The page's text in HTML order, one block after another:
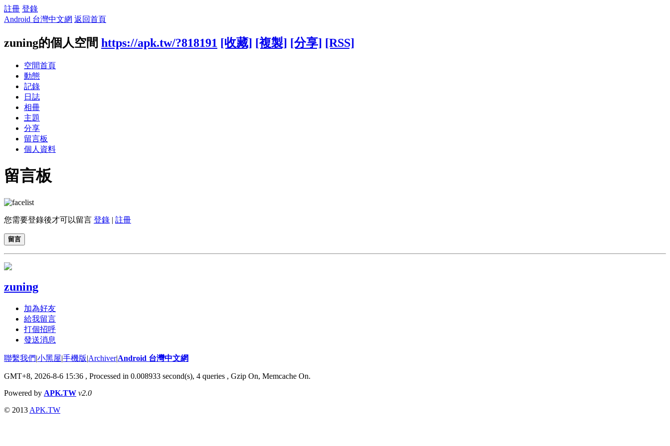
註冊 登錄
Android 台灣中文網 返回首頁
zuning的個人空間 https://apk.tw/?818191 [收藏] [複製] [分享] [RSS]
空間首頁
動態
記錄
日誌
相冊
主題
分享
留言板
個人資料
留言板
您需要登錄後才可以留言 登錄 | 註冊
留言
zuning
加為好友
給我留言
打個招呼
發送消息
聯繫我們|小黑屋|手機版|Archiver|Android 台灣中文網
GMT+8, 2026-8-6 15:36 , Processed in 0.008933 second(s), 4 queries , Gzip On, Memcache On.
Powered by APK.TW v2.0
© 2013 APK.TW